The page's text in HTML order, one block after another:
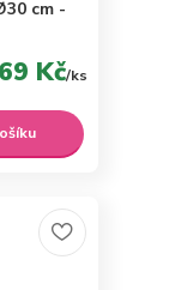
cm -
69 Kč/ks